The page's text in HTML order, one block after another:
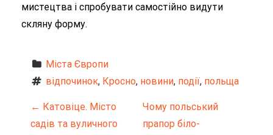
мистецтва і спробувати самостійно видути
скляну форму.
Міста Європи
відпочинок, Кросно, новини, події, польща
Н
← Катовіце. Місто
садів та вуличного
Чому польський
прапор біло-